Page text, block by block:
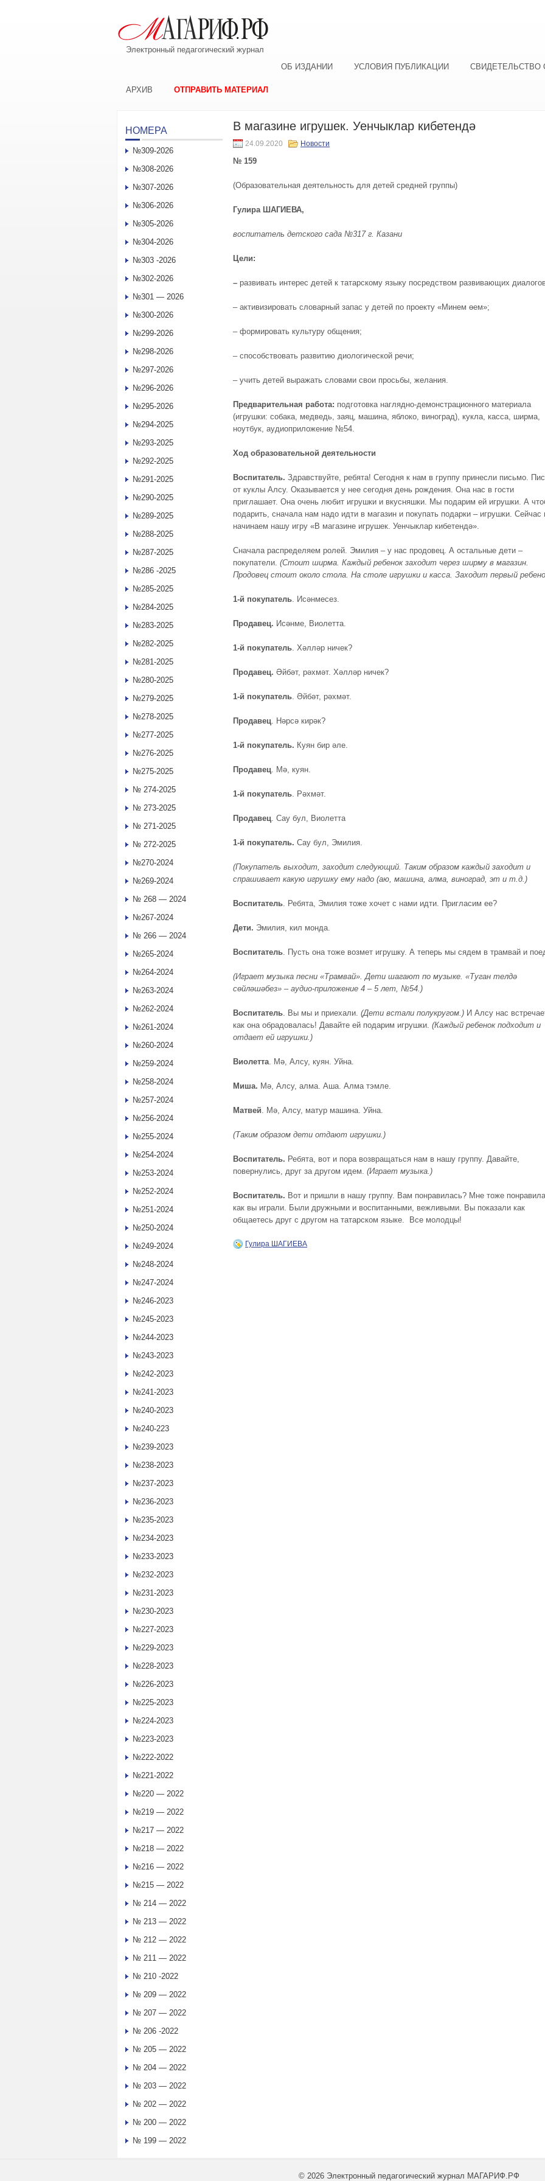
Электронный педагогический журнал
ОБ ИЗДАНИИ
УСЛОВИЯ ПУБЛИКАЦИИ СВИДЕТЕЛЬСТВО
АРХИВ ОТПРАВИТЬ МАТЕРИАЛ
В магазине игрушек. Уенчыклар кибетендә
24.09.2020 Новости
№ 159
(Образовательная деятельность для детей средней группы)
Гулира ШАГИЕВА,
воспитатель детского сада №317 г. Казани
Цели:
– развивать интерес детей к татарскому языку посредством развивающих
– активизировать словарный запас у детей по проекту «Минем өем»;
– формировать культуру общения;
– способствовать развитию диологической речи;
– учить детей выражать словами свои просьбы, желания.
Предварительная работа: подготовка наглядно-демонстрационного материала
(игрушки: собака, медведь, заяц, машина, яблоко, виноград), кукла, касса, ширма,
ноутбук, аудиоприложение №54.
Ход образовательной деятельности
Воспитатель. Здравствуйте, ребята! Сегодня к нам в группу принесли письмо.
от куклы Алсу. Оказывается у нее сегодня день рождения. Она нас в гости
приглашает. Она очень любит игрушки и вкусняшки. Мы подарим ей игрушки. А
подарить, сначала нам надо идти в магазин и покупать подарки – игрушки.
начинаем нашу игру «В магазине игрушек. Уенчыклар кибетендә».
Сначала распределяем ролей. Эмилия – у нас продовец. А остальные дети –
покупатели. (Стоит ширма. Каждый ребенок заходит через ширму в магазин.
Продовец стоит около стола. На столе игрушки и касса. Заходит первый
1-й покупатель. Исәнмесез.
Продавец. Исәнме, Виолетта.
1-й покупатель. Хәлләр ничек?
Продавец. Әйбәт, рәхмәт. Хәлләр ничек?
1-й покупатель. Әйбәт, рәхмәт.
Продавец. Нәрсә кирәк?
1-й покупатель. Куян бир әле.
Продавец. Мә, куян.
1-й покупатель. Рәхмәт.
Продавец. Сау бул, Виолетта
1-й покупатель. Сау бул, Эмилия.
(Покупатель выходит, заходит следующий. Таким образом каждый заходит и
спрашивает какую игрушку ему надо (аю, машина, алма, виноград, эт и т.д.)
Воспитатель. Ребята, Эмилия тоже хочет с нами идти. Пригласим ее?
Дети. Эмилия, кил монда.
Воспитатель. Пусть она тоже возмет игрушку. А теперь мы сядем в трамвай и
(Играет музыка песни «Трамвай». Дети шагают по музыке. «Туган телдә
сөйләшәбез» – аудио-приложение 4 – 5 лет, №54.)
Воспитатель. Вы мы и приехали. (Дети встали полукругом.) И Алсу нас
как она обрадовалась! Давайте ей подарим игрушки. (Каждый ребенок подходит и
отдает ей игрушки. )
Виолетта. Мә, Алсу, куян. Уйна.
Миша. Мә, Алсу, алма. Аша. Алма тэмле.
Матвей. Мә, Алсу, матур машина. Уйна.
(Таким образом дети отдают игрушки.)
Воспитатель. Ребята, вот и пора возвращаться нам в нашу группу. Давайте,
повернулись, друг за другом идем. (Играет музыка.)
Воспитатель. Вот и пришли в нашу группу. Вам понравилась? Мне тоже
как вы играли. Были дружными и воспитанными, вежливыми. Вы показали как
общаетесь друг с другом на татарском языке. Все молодцы!
Гулира ШАГИЕВА
НОМЕРА
№309-2026
№308-2026
№307-2026
№306-2026
№305-2026
№304-2026
№303 -2026
№302-2026
№301 — 2026
№300-2026
№299-2026
№298-2026
№297-2026
№296-2026
№295-2026
№294-2025
№293-2025
№292-2025
№291-2025
№290-2025
№289-2025
№288-2025
№287-2025
№286 -2025
№285-2025
№284-2025
№283-2025
№282-2025
№281-2025
№280-2025
№279-2025
№278-2025
№277-2025
№276-2025
№275-2025
№ 274-2025
№ 273-2025
№ 271-2025
№ 272-2025
№270-2024
№269-2024
№ 268 — 2024
№267-2024
№ 266 — 2024
№265-2024
№264-2024
№263-2024
№262-2024
№261-2024
№260-2024
№259-2024
№258-2024
№257-2024
№256-2024
№255-2024
№254-2024
№253-2024
№252-2024
№251-2024
№250-2024
№249-2024
№248-2024
№247-2024
№246-2023
№245-2023
№244-2023
№243-2023
№242-2023
№241-2023
№240-2023
№240-223
№239-2023
№238-2023
№237-2023
№236-2023
№235-2023
№234-2023
№233-2023
№232-2023
№231-2023
№230-2023
№227-2023
№229-2023
№228-2023
№226-2023
№225-2023
№224-2023
№223-2023
№222-2022
№221-2022
№220 — 2022
№219 — 2022
№217 — 2022
№218 — 2022
№216 — 2022
№215 — 2022
№ 214 — 2022
№ 213 — 2022
№ 212 — 2022
№ 211 — 2022
№ 210 -2022
№ 209 — 2022
№ 207 — 2022
№ 206 -2022
№ 205 — 2022
№ 204 — 2022
№ 203 — 2022
№ 202 — 2022
№ 200 — 2022
№ 199 — 2022
© 2026 Электронный педагогический журнал МАГАРИФ.РФ